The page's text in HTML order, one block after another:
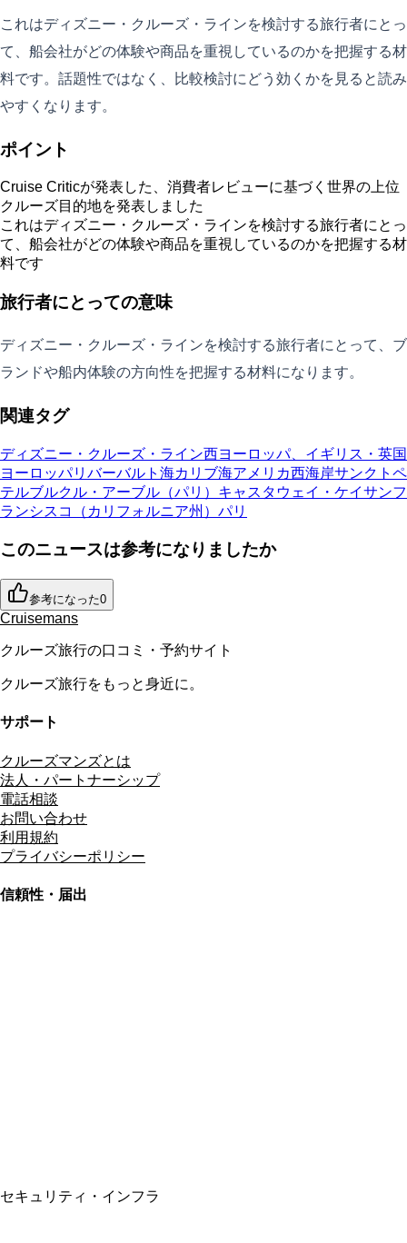
これはディズニー・クルーズ・ラインを検討する旅行者にとっ
て、船会社がどの体験や商品を重視しているのかを把握する材
料です。話題性ではなく、比較検討にどう効くかを見ると読み
やすくなります。
ポイント
Cruise Criticが発表した、消費者レビューに基づく世界の上位
クルーズ目的地を発表しました
これはディズニー・クルーズ・ラインを検討する旅行者にとっ
て、船会社がどの体験や商品を重視しているのかを把握する材
料です
旅行者にとっての意味
ディズニー・クルーズ・ラインを検討する旅行者にとって、ブ
ランドや船内体験の方向性を把握する材料になります。
関連タグ
ディズニー・クルーズ・ライン西ヨーロッパ、イギリス・英国
ヨーロッパリバーバルト海カリブ海アメリカ西海岸サンクトペ
テルブルク ル・アーブル（パリ） キャスタウェイ・ケイサンフ
ランシスコ（カリフォルニア州） パリ
このニュースは参考になりましたか
参考になった0
Cruisemans
クルーズ旅行の口コミ・予約サイト
クルーズ旅行をもっと身近に。
サポート
クルーズマンズとは
法人・パートナーシップ
電話相談
お問い合わせ
利用規約
プライバシーポリシー
信頼性・届出
セキュリティ・インフラ